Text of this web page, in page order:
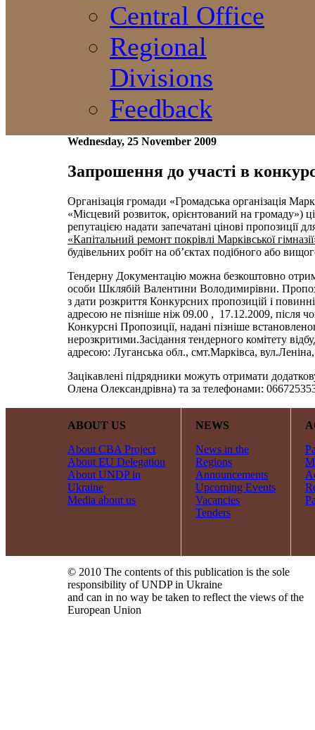
Central Office
Regional
Divisions
Feedback
Wednesday, 25 November 2009
Запрошення до участі в
Організація громади «Громадська організація
«Місцевий розвиток, орієнтований на громаду»)
репутацією надати запечатані цінові пропозиції
«Капітальний ремонт покрівлі Марківської
будівельних робіт на об’єктах подібного або
Тендерну Документацію можна безкоштовно
особи Шклябій Валентини Володимирівни.
з дати розкриття Конкурсних пропозицій і
адресою не пізніше ніж 09.00 , 17.12.2009, після
Конкурсні Пропозиції, надані пізніше
нерозкритими.Засідання тендерного комітету
адресою: Луганська обл., смт.Марківса,
Зацікавлені підрядники можуть отримати
Олена Олександрівна) та за телефонами:
ABOUT US
About CBA Project
About EU Delegation
About UNDP in
Ukraine
Media about us
NEWS
News in the
Regions
Announcements
Upcoming Events
Vacancies
Tenders
© 2010 The contents of this publication is the sole
responsibility of UNDP in Ukraine
and can in no way be taken to reflect the views of the
European Union